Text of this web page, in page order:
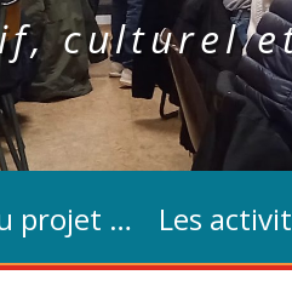
culturel
projet … Les